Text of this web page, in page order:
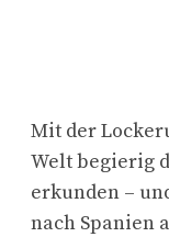
Mit der
Welt begierig
erkunden –
nach Spanien